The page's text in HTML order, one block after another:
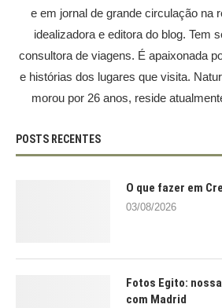
e em jornal de grande circulação na
idealizadora e editora do blog. Tem
consultora de viagens. É apaixonada
e histórias dos lugares que visita.
morou por 26 anos, reside
POSTS RECENTES
O que fazer em
03/08/2026
Fotos Egito:
com Madrid